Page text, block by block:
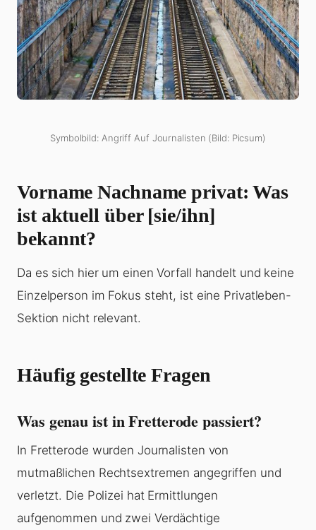
Symbolbild: Angriff Auf Journalisten (Bild: Picsum)
Vorname Nachname privat: Was
ist aktuell über [sie/ihn]
bekannt?
Da es sich hier um einen Vorfall handelt und keine
Einzelperson im Fokus steht, ist eine Privatleben-
Sektion nicht relevant.
Häufig gestellte Fragen
Was genau ist in Fretterode passiert?
In Fretterode wurden Journalisten von
mutmaßlichen Rechtsextremen angegriffen und
verletzt. Die Polizei hat Ermittlungen
aufgenommen und zwei Verdächtige